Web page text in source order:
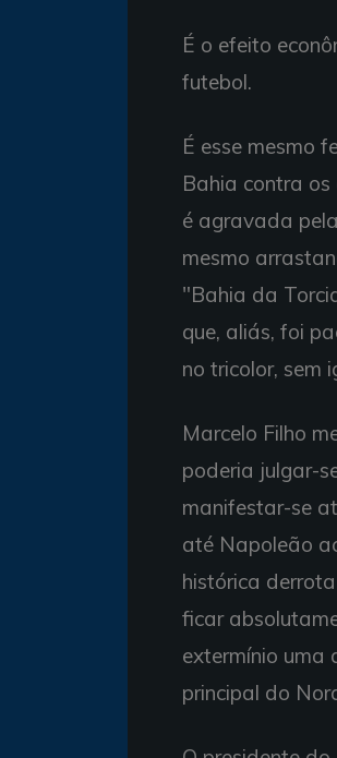
É o efeito
futebol.
É esse mesmo
Bahia contra os
é agravada
mesmo
"Bahia da
que, aliás, foi
no tricolor, sem
Marcelo Filho
poderia julgar-
manifestar-se
até Napoleão
histórica
ficar
extermínio uma
principal do